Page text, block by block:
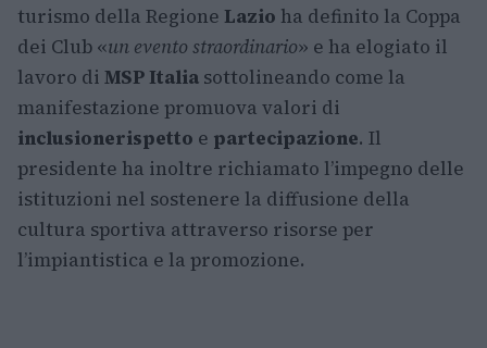
turismo della Regione Lazio ha definito la Coppa
dei Club «un evento straordinario» e ha elogiato il
lavoro di MSP Italia sottolineando come la
manifestazione promuova valori di
inclusionerispetto e partecipazione. Il
presidente ha inoltre richiamato l’impegno delle
istituzioni nel sostenere la diffusione della
cultura sportiva attraverso risorse per
l’impiantistica e la promozione.